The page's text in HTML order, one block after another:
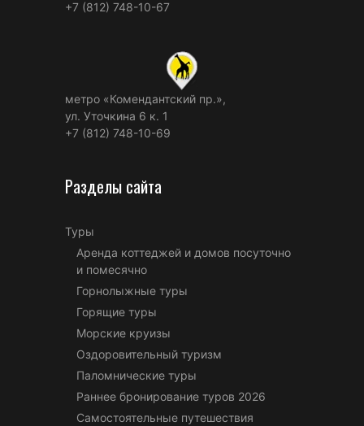
+7 (812) 748-10-67
метро «Комендантский пр.»,
ул. Уточкина 6 к. 1
+7 (812) 748-10-69
Разделы сайта
Туры
Аренда коттеджей и домов посуточно
и помесячно
Горнолыжные туры
Горящие туры
Морские круизы
Оздоровительный туризм
Паломнические туры
Раннее бронирование туров 2026
Самостоятельные путешествия